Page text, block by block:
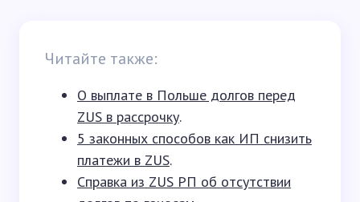
Читайте также:
О выплате в Польше долгов перед
ZUS в рассрочку.
5 законных способов как ИП снизить
платежи в ZUS.
Справка из ZUS РП об отсутствии